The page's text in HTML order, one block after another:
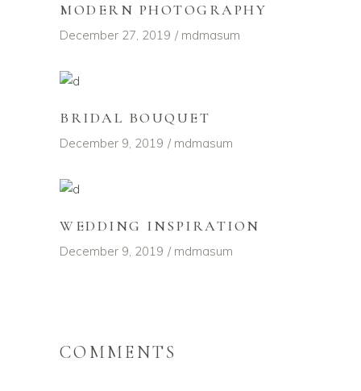
MODERN PHOTOGRAPHY
December 27, 2019 mdmasum
BRIDAL BOUQUET
December 9, 2019 mdmasum
WEDDING INSPIRATION
December 9, 2019 mdmasum
COMMENTS